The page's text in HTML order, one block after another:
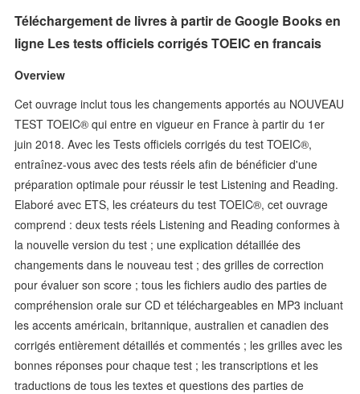
Téléchargement de livres à partir de Google Books en
ligne Les tests officiels corrigés TOEIC en francais
Overview
Cet ouvrage inclut tous les changements apportés au NOUVEAU
TEST TOEIC® qui entre en vigueur en France à partir du 1er
juin 2018. Avec les Tests officiels corrigés du test TOEIC®,
entraînez-vous avec des tests réels afin de bénéficier d'une
préparation optimale pour réussir le test Listening and Reading.
Elaboré avec ETS, les créateurs du test TOEIC®, cet ouvrage
comprend : deux tests réels Listening and Reading conformes à
la nouvelle version du test ; une explication détaillée des
changements dans le nouveau test ; des grilles de correction
pour évaluer son score ; tous les fichiers audio des parties de
compréhension orale sur CD et téléchargeables en MP3 incluant
les accents américain, britannique, australien et canadien des
corrigés entièrement détaillés et commentés ; les grilles avec les
bonnes réponses pour chaque test ; les transcriptions et les
traductions de tous les textes et questions des parties de